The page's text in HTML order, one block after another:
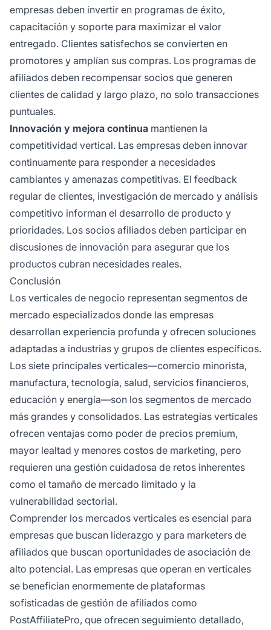
empresas deben invertir en programas de éxito,
capacitación y soporte para maximizar el valor
entregado. Clientes satisfechos se convierten en
promotores y amplían sus compras. Los programas de
afiliados deben recompensar socios que generen
clientes de calidad y largo plazo, no solo transacciones
puntuales.
Innovación y mejora continua mantienen la
competitividad vertical. Las empresas deben innovar
continuamente para responder a necesidades
cambiantes y amenazas competitivas. El feedback
regular de clientes, investigación de mercado y análisis
competitivo informan el desarrollo de producto y
prioridades. Los socios afiliados deben participar en
discusiones de innovación para asegurar que los
productos cubran necesidades reales.
Conclusión
Los verticales de negocio representan segmentos de
mercado especializados donde las empresas
desarrollan experiencia profunda y ofrecen soluciones
adaptadas a industrias y grupos de clientes específicos.
Los siete principales verticales—comercio minorista,
manufactura, tecnología, salud, servicios financieros,
educación y energía—son los segmentos de mercado
más grandes y consolidados. Las estrategias verticales
ofrecen ventajas como poder de precios premium,
mayor lealtad y menores costos de marketing, pero
requieren una gestión cuidadosa de retos inherentes
como el tamaño de mercado limitado y la
vulnerabilidad sectorial.
Comprender los mercados verticales es esencial para
empresas que buscan liderazgo y para marketers de
afiliados que buscan oportunidades de asociación de
alto potencial. Las empresas que operan en verticales
se benefician enormemente de plataformas
sofisticadas de gestión de afiliados como
PostAffiliatePro, que ofrecen seguimiento detallado,